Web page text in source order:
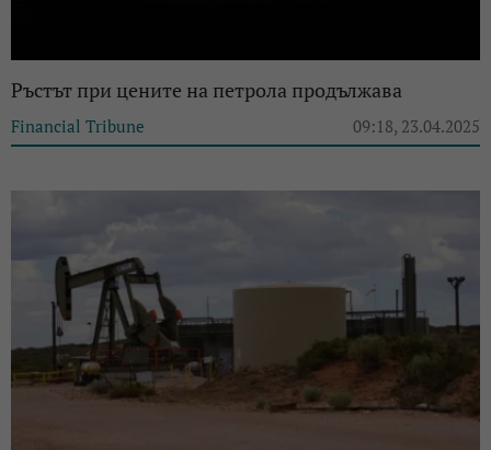
Ръстът при цените на петрола продължава
Financial Tribune 09:18, 23.04.2025